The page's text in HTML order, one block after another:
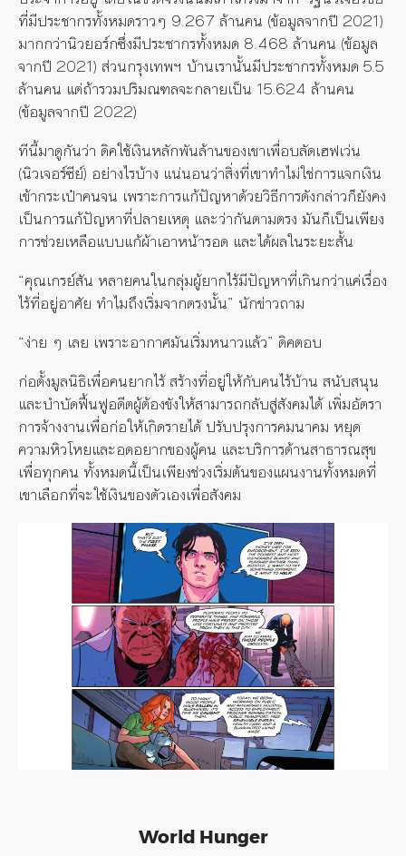
ที่มีประชากรทั้งหมดราวๆ 9.267 ล้านคน (ข้อมูลจากปี 2021)
มากกว่านิวยอร์กซึ่งมีประชากรทั้งหมด 8.468 ล้านคน (ข้อมูล
จากปี 2021) ส่วนกรุงเทพฯ บ้านเรานั้นมีประชากรทั้งหมด 5.5
ล้านคน แต่ถ้ารวมปริมณฑลจะกลายเป็น 15.624 ล้านคน
(ข้อมูลจากปี 2022)
ทีนี้มาดูกันว่า ดิคใช้เงินหลักพันล้านของเขาเพื่อบลัดเฮฟเว่น
(นิวเจอร์ซีย์) อย่างไรบ้าง แน่นอนว่าสิ่งที่เขาทำไม่ใช่การแจกเงิน
เข้ากระเป๋าคนจน เพราะการแก้ปัญหาด้วยวิธีการดังกล่าวก็ยังคง
เป็นการแก้ปัญหาที่ปลายเหตุ และว่ากันตามตรง มันก็เป็นเพียง
การช่วยเหลือแบบแก้ผ้าเอาหน้ารอด และได้ผลในระยะสั้น
“คุณเกรย์สัน หลายคนในกลุ่มผู้ยากไร้มีปัญหาที่เกินกว่าแค่เรื่อง
ไร้ที่อยู่อาศัย ทำไมถึงเริ่มจากตรงนั้น” นักข่าวถาม
“ง่าย ๆ เลย เพราะอากาศมันเริ่มหนาวแล้ว” ดิคตอบ
ก่อตั้งมูลนิธิเพื่อคนยากไร้ สร้างที่อยู่ให้กับคนไร้บ้าน สนับสนุน
และบำบัดฟื้นฟูอดีตผู้ต้องขังให้สามารถกลับสู่สังคมได้ เพิ่มอัตรา
การจ้างงานเพื่อก่อให้เกิดรายได้ ปรับปรุงการคมนาคม หยุด
ความหิวโหยและอดอยากของผู้คน และบริการด้านสาธารณสุข
เพื่อทุกคน ทั้งหมดนี้เป็นเพียงช่วงเริ่มต้นของแผนงานทั้งหมดที่
เขาเลือกที่จะใช้เงินของตัวเองเพื่อสังคม
World Hunger